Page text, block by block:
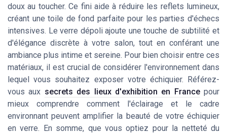
doux au toucher. Ce fini aide à réduire les reflets lumineux,
créant une toile de fond parfaite pour les parties d'échecs
intensives. Le verre dépoli ajoute une touche de subtilité et
d'élégance discrète à votre salon, tout en conférant une
ambiance plus intime et sereine. Pour bien choisir entre ces
matériaux, il est crucial de considérer l'environnement dans
lequel vous souhaitez exposer votre échiquier. Référez-
vous aux secrets des lieux d'exhibition en Francepour
mieux comprendre comment l'éclairage et le cadre
environnant peuvent amplifier la beauté de votre échiquier
en verre. En somme, que vous optiez pour la netteté du